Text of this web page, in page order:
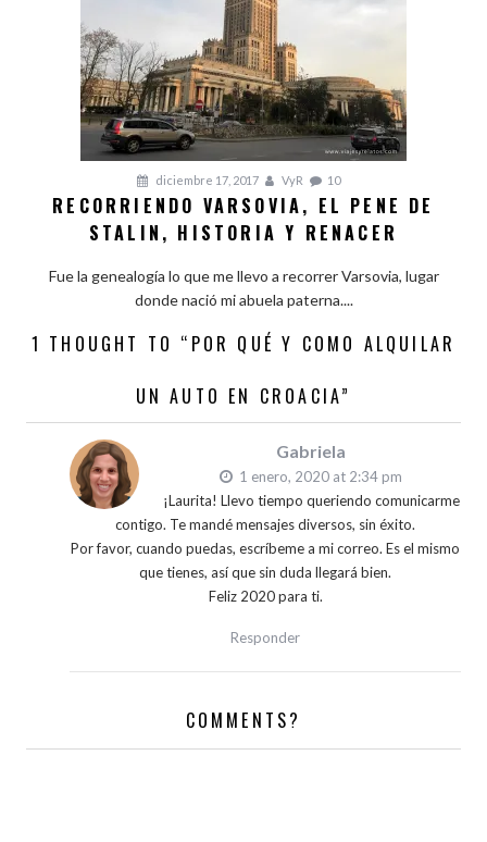
diciembre 17, 2017 VyR 10
RECORRIENDO VARSOVIA, EL PENE DE
STALIN, HISTORIA Y RENACER
Fue la genealogía lo que me llevo a recorrer Varsovia, lugar
donde nació mi abuela paterna....
1 THOUGHT TO “POR QUÉ Y COMO ALQUILAR
UN AUTO EN CROACIA”
Gabriela
1 enero, 2020 at 2:34 pm
¡Laurita! Llevo tiempo queriendo comunicarme
contigo. Te mandé mensajes diversos, sin éxito.
Por favor, cuando puedas, escríbeme a mi correo. Es el mismo
que tienes, así que sin duda llegará bien.
Feliz 2020 para ti.
Responder
COMMENTS?